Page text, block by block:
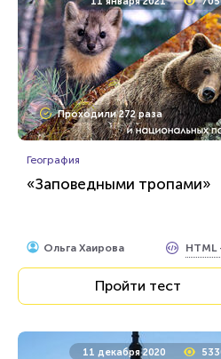
Проходили 272 раза
География
«Заповедными тропами»
Ольга Хаирова HTML
Пройти тест
11 декабря 2020